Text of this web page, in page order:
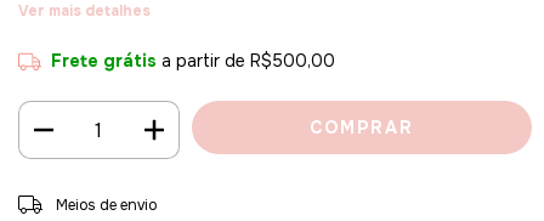
Ver mais detalhes
Frete grátis a partir de R$500,00
Entregas para o CEP:
Meios de envio